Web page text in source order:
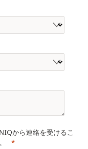
から連絡を受けるこ